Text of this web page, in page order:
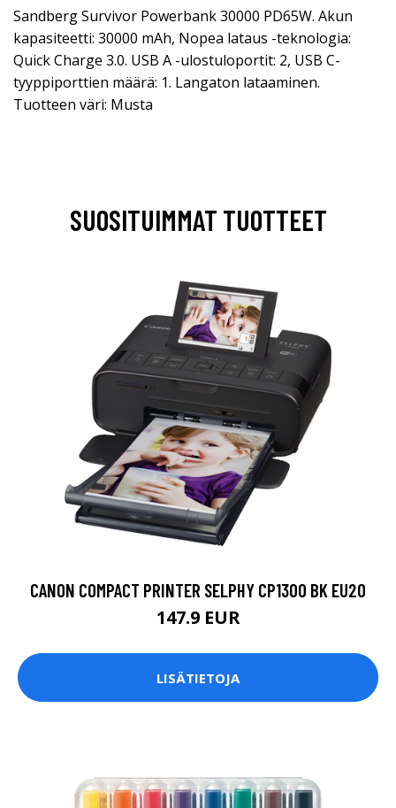
Sandberg Survivor Powerbank 30000 PD65W. Akun
kapasiteetti: 30000 mAh, Nopea lataus -teknologia:
Quick Charge 3.0. USB A -ulostuloportit: 2, USB C-
tyyppiporttien määrä: 1. Langaton lataaminen.
Tuotteen väri: Musta
SUOSITUIMMAT TUOTTEET
CANON COMPACT PRINTER SELPHY CP1300 BK EU20
147.9 EUR
LISÄTIETOJA